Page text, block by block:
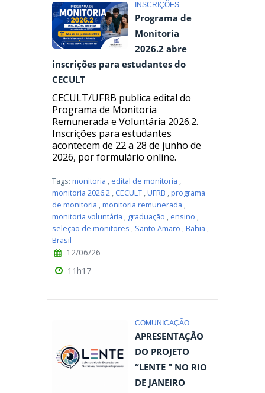
INSCRIÇÕES
Programa de
Monitoria
2026.2 abre
inscrições para estudantes do
CECULT
CECULT/UFRB publica edital do
Programa de Monitoria
Remunerada e Voluntária 2026.2.
Inscrições para estudantes
acontecem de 22 a 28 de junho de
2026, por formulário online.
Tags: monitoria , edital de monitoria ,
monitoria 2026.2 , CECULT ,UFRB ,programa
de monitoria ,monitoria remunerada ,
monitoria voluntária , graduação , ensino ,
seleção de monitores , Santo Amaro ,Bahia ,
Brasil
12/06/26
11h17
COMUNICAÇÃO
APRESENTAÇÃO
DO PROJETO
“LENTE " NO RIO
DE JANEIRO